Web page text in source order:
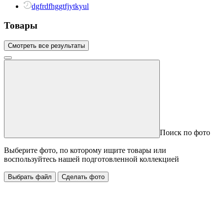
dgfrdfhggtfjytkyul
Товары
Смотреть все результаты
Поиск по фото
Выберите фото, по которому ищите товары или
воспользуйтесь нашей подготовленной коллекцией
Выбрать файл Сделать фото